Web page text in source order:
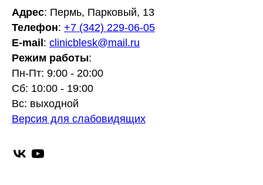
Адрес: Пермь, Парковый, 13
Телефон: +7 (342) 229-06-05
E-mail : clinicblesk@mail.ru
Режим работы:
Пн-Пт: 9:00 - 20:00
Сб: 10:00 - 19:00
Вс: выходной
Версия для слабовидящих